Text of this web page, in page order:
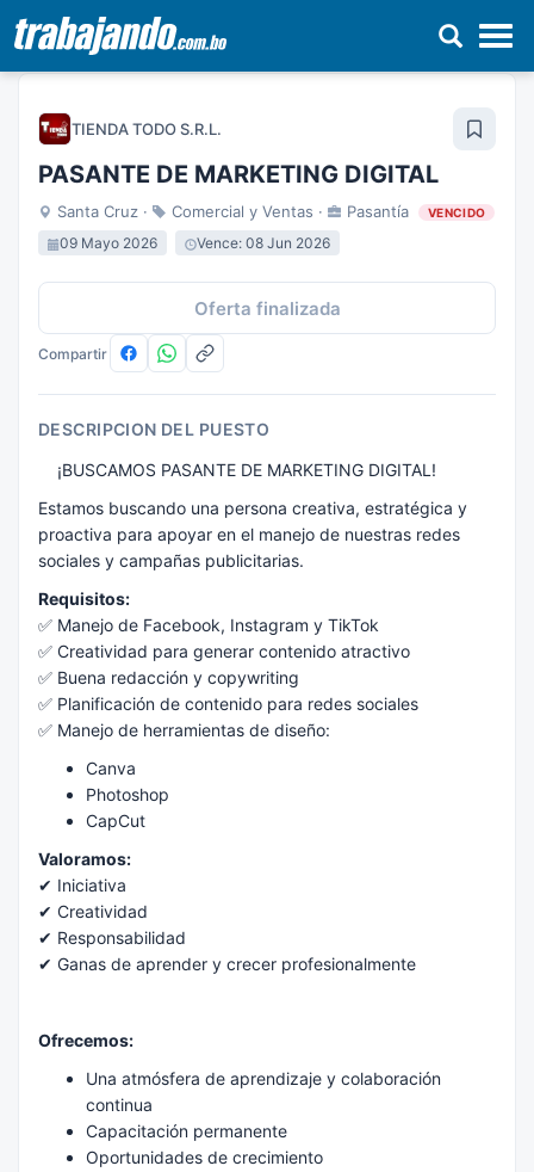
Pasar
contenidoTIENDA TODO S.R.L.
PASANTE DE MARKETING DIGITAL
Santa Cruz · Comercial y Ventas · Pasantía VENCIDO
09 Mayo 2026 Vence: 08 Jun 2026
Oferta finalizada
Compartir
DESCRIPCION DEL PUESTO
¡BUSCAMOS PASANTE DE MARKETING DIGITAL!
Estamos buscando una persona creativa, estratégica y
proactiva para apoyar en el manejo de nuestras redes
sociales y campañas publicitarias.
Requisitos:
✅ Manejo de Facebook, Instagram y TikTok
✅ Creatividad para generar contenido atractivo
✅ Buena redacción y copywriting
✅ Planificación de contenido para redes sociales
✅ Manejo de herramientas de diseño:
Canva
Photoshop
CapCut
Valoramos:
✔ Iniciativa
✔ Creatividad
✔ Responsabilidad
✔ Ganas de aprender y crecer profesionalmente
Ofrecemos:
Una atmósfera de aprendizaje y colaboración
continua
Capacitación permanente
Oportunidades de crecimiento